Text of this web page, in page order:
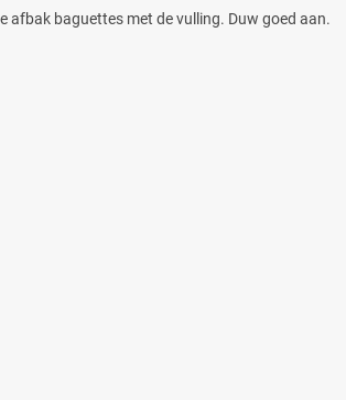
afbak baguettes met de vulling. Duw goed aan.